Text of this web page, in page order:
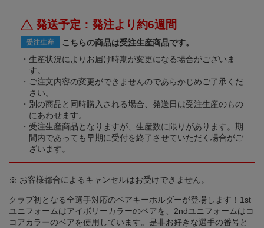
発送予定：発注より約6週間
受注生産
こちらの商品は受注生産商品です。
生産状況によりお届け時期が変更になる場合がございま
す。
ご注文内容の変更ができませんのであらかじめご了承くだ
さい。
別の商品と同時購入される場合、発送日は受注生産のもの
にあわせます。
受注生産商品となりますが、生産数に限りがあります。期
間内であっても早期に受付を終了させていただく場合がご
ざいます。
※ お客様都合によるキャンセルはお受けできません。
クラブ初となる全選手対応のベアキーホルダーが登場します！1st
ユニフォームはアイボリーカラーのベアを、2ndユニフォームはコ
コアカラーのベアを使用しています。是非お好きな選手の番号と